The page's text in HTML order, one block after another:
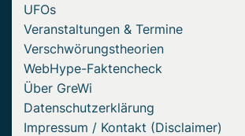
UFOs
Veranstaltungen & Termine
Verschwörungstheorien
WebHype-Faktencheck
Über GreWi
Datenschutzerklärung
Impressum / Kontakt (Disclaimer)